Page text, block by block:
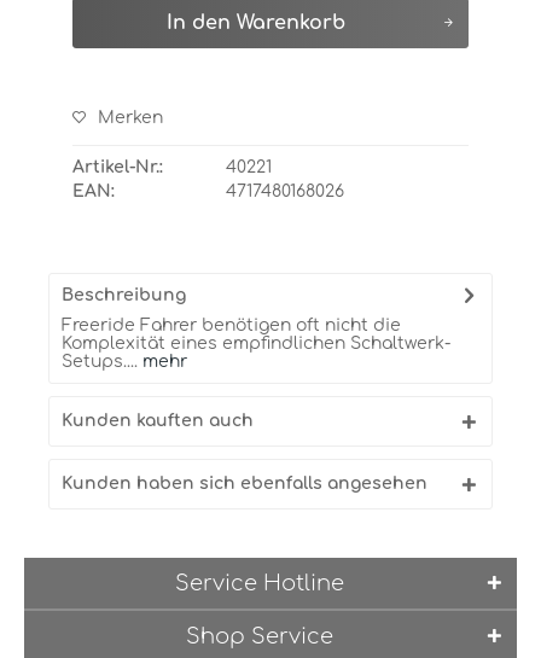
In den Warenkorb
Merken
Artikel-Nr.:
40221
EAN:
4717480168026
Beschreibung
Freeride Fahrer benötigen oft nicht die
Komplexität eines empfindlichen Schaltwerk-
Setups.... mehr
Kunden kauften auch
Kunden haben sich ebenfalls angesehen
Service Hotline
Shop Service